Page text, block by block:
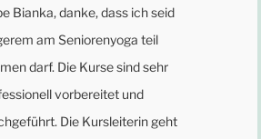
Bianka, danke, dass ich seid
am Seniorenyoga teil
darf. Die Kurse sind sehr
vorbereitet und
Die Kursleiterin geht